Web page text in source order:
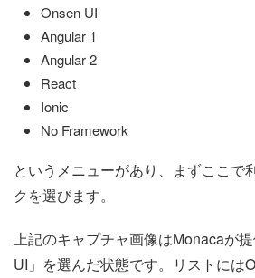
Onsen UI
Angular 1
Angular 2
React
Ionic
No Framework
というメニューがあり、まずここで
クを選びます。
上記のキャプチャ画像はMonacaが
UI」を選んだ状態です。リストには